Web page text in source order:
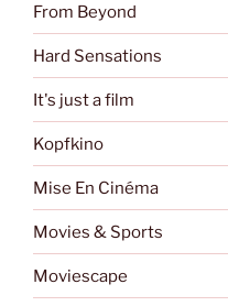
From Beyond
Hard Sensations
It's just a film
Kopfkino
Mise En Cinéma
Movies & Sports
Moviescape